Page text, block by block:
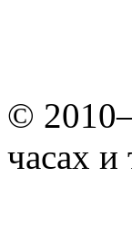
©
часах и